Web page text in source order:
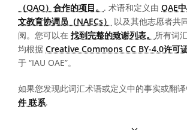
（OAO）合作的项目。 . 术语和定义由 OAE
文教育协调员（NAECs）
以及其他志愿者共
阅。您可以在 找到完整的致谢列表。 所有词
均根据 Creative Commons CC BY-4.0许可
于 “IAU OAE”。
如果您发现此词汇术语或定义中的事实或翻
件 联系.